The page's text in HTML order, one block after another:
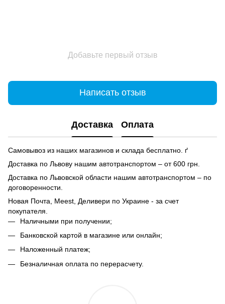
Добавьте первый отзыв
Написать отзыв
Доставка Оплата
Самовывоз из наших магазинов и склада бесплатно. ґ
Доставка по Львову нашим автотранспортом – от 600 грн.
Доставка по Львовской области нашим автотранспортом – по
договоренности.
Новая Почта, Meest, Деливери по Украине - за счет
покупателя.
Наличными при получении;
Банковской картой в магазине или онлайн;
Наложенный платеж;
Безналичная оплата по перерасчету.